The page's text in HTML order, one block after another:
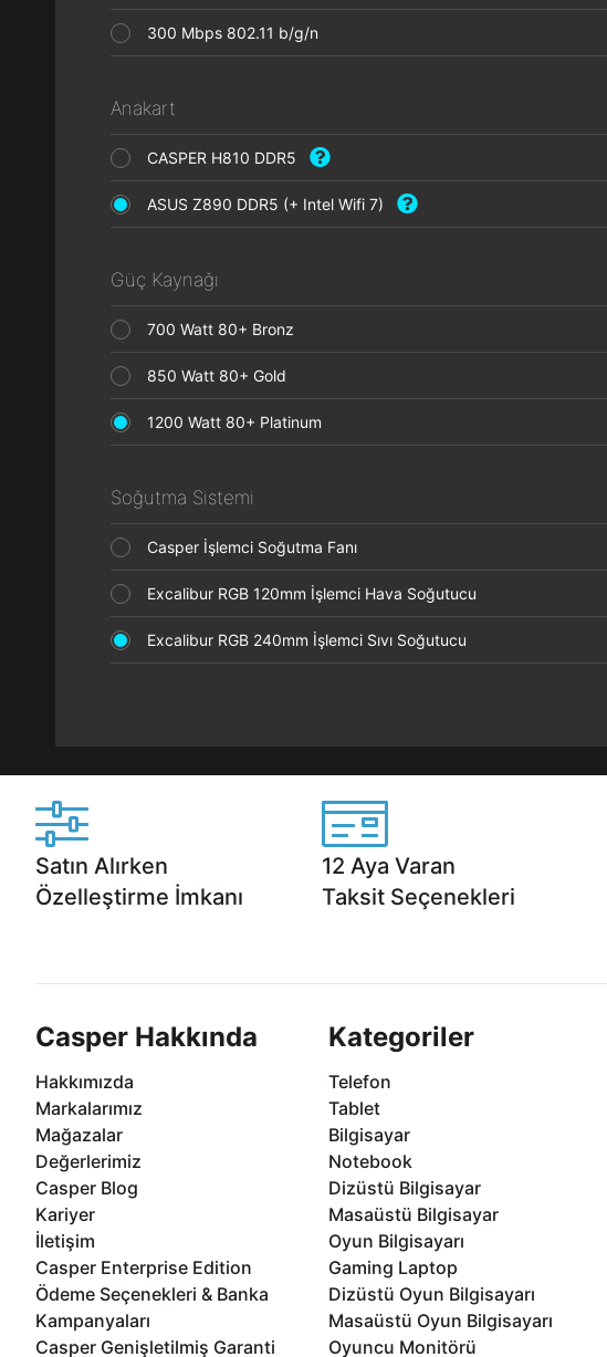
300 Mbps 802.11 b/g/n
Anakart
CASPER H810 DDR5
ASUS Z890 DDR5 (+ Intel Wifi 7)
Güç Kaynağı
700 Watt 80+ Bronz
850 Watt 80+ Gold
1200 Watt 80+ Platinum
Soğutma Sistemi
Casper İşlemci Soğutma Fanı
Excalibur RGB 120mm İşlemci Hava Soğutucu
Excalibur RGB 240mm İşlemci Sıvı Soğutucu
Satın Alırken
Özelleştirme İmkanı
12 Aya Varan
Taksit Seçenekleri
Casper Hakkında
Hakkımızda
Markalarımız
Mağazalar
Değerlerimiz
Casper Blog
Kariyer
İletişim
Casper Enterprise Edition
Ödeme Seçenekleri & Banka
Kampanyaları
Casper Genişletilmiş Garanti
Kategoriler
Telefon
Tablet
Bilgisayar
Notebook
Dizüstü Bilgisayar
Masaüstü Bilgisayar
Oyun Bilgisayarı
Gaming Laptop
Dizüstü Oyun Bilgisayarı
Masaüstü Oyun Bilgisayarı
Oyuncu Monitörü